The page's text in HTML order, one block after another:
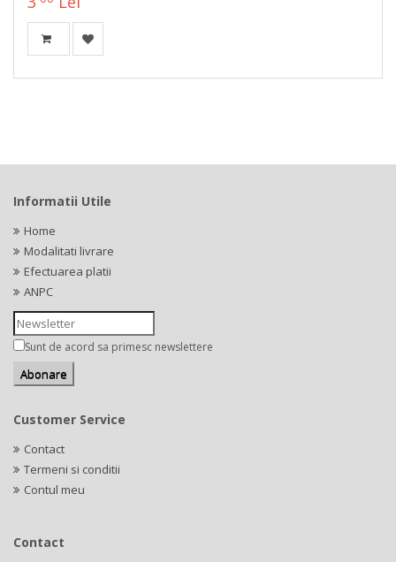
Informatii Utile
Home
Modalitati livrare
Efectuarea platii
ANPC
Sunt de acord sa primesc newslettere
Customer Service
Contact
Termeni si conditii
Contul meu
Contact